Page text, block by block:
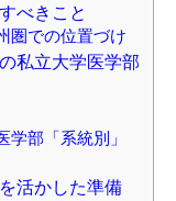
べきこと
圏での位置づけ
私立大学医学部
部「系統別」
活かした準備